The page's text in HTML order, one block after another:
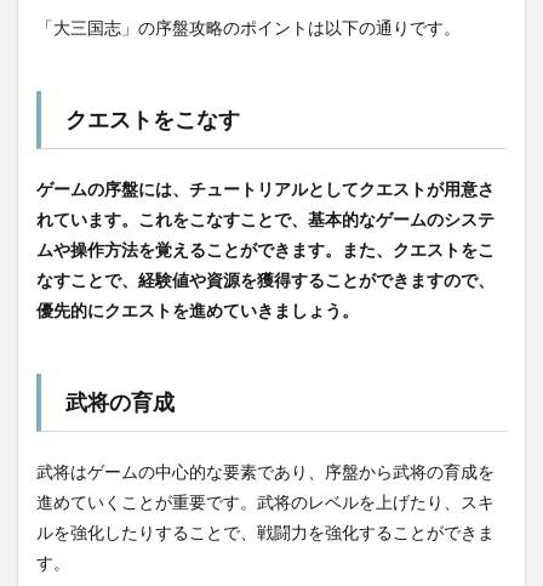
「大三国志」の序盤攻略のポイントは以下の通りです。
クエストをこなす
ゲームの序盤には、チュートリアルとしてクエストが用意さ
れています。これをこなすことで、基本的なゲームのシステ
ムや操作方法を覚えることができます。また、クエストをこ
なすことで、経験値や資源を獲得することができますので、
優先的にクエストを進めていきましょう。
武将の育成
武将はゲームの中心的な要素であり、序盤から武将の育成を
進めていくことが重要です。武将のレベルを上げたり、スキ
ルを強化したりすることで、戦闘力を強化することができま
す。